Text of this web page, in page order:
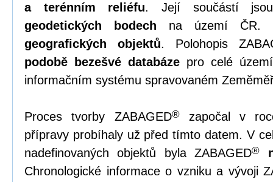
a terénním reliéfu. Její součástí
geodetických bodech na území ČR.
geografických objektů. Polohopis
podobě bezešvé databáze pro celé
informačním systému spravovaném
Proces tvorby ZABAGED®započal v
přípravy probíhaly už před tímto datem. V
nadefinovaných objektů byla ZABAGED®
Chronologické informace o vzniku a vývoji